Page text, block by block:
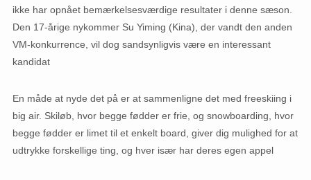
ikke har opnået bemærkelsesværdige resultater i denne sæson.
Den 17-årige nykommer Su Yiming (Kina), der vandt den anden
VM-konkurrence, vil dog sandsynligvis være en interessant
kandidat
En måde at nyde det på er at sammenligne det med freeskiing i
big air. Skiløb, hvor begge fødder er frie, og snowboarding, hvor
begge fødder er limet til et enkelt board, giver dig mulighed for at
udtrykke forskellige ting, og hver især har deres egen appel